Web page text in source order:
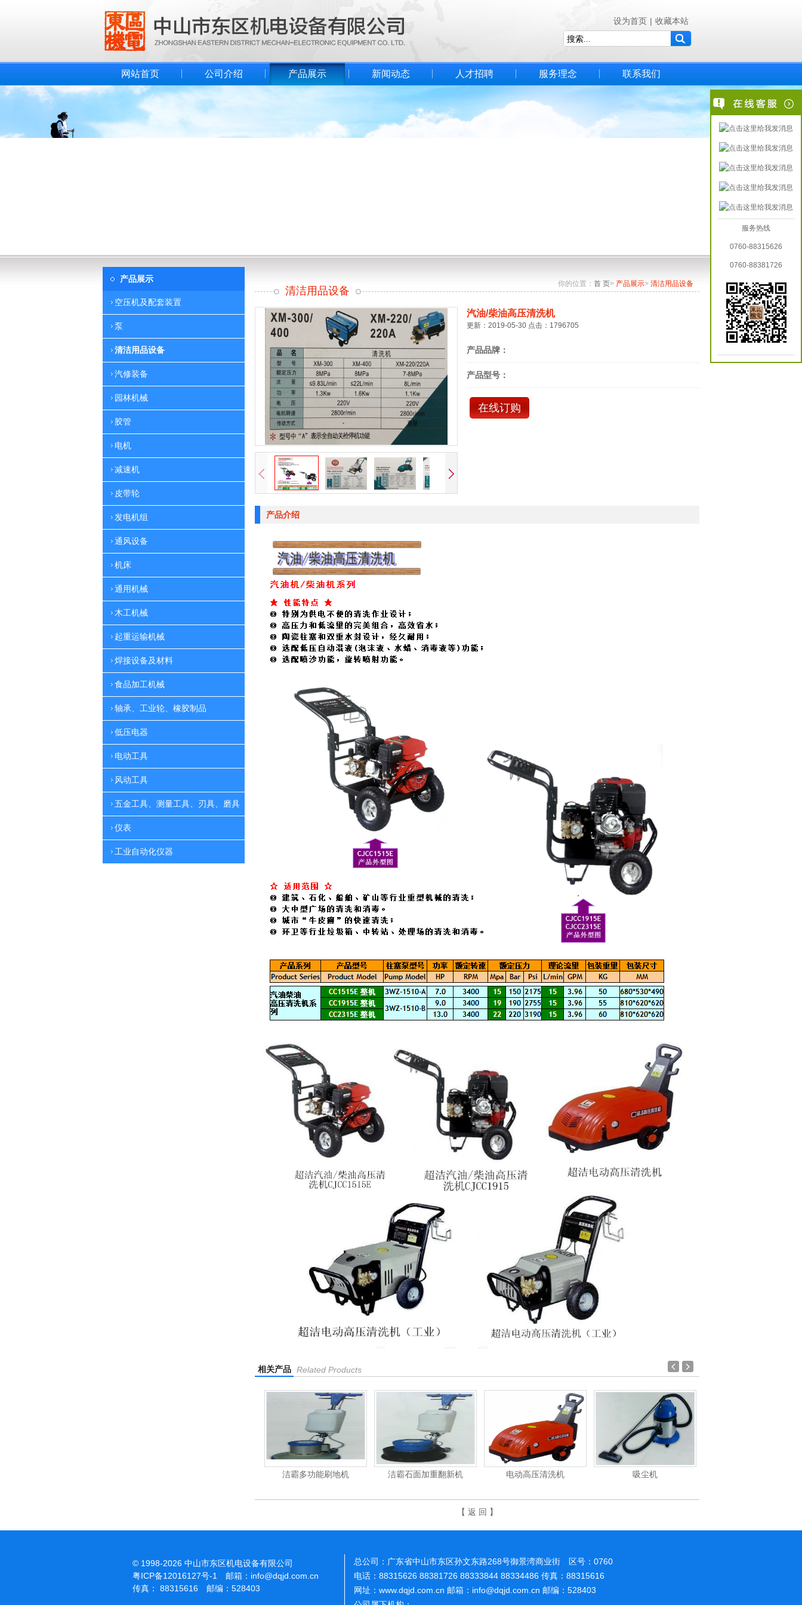
设为首页 | 收藏本站
网站首页 公司介绍 产品展示 新闻动态 人才招聘 服务理念 联系我们
产品展示
空压机及配套装置
泵
清洁用品设备
汽修装备
园林机械
胶管
电机
减速机
皮带轮
发电机组
通风设备
机床
通用机械
木工机械
起重运输机械
焊接设备及材料
食品加工机械
轴承、工业轮、橡胶制品
低压电器
电动工具
风动工具
五金工具、测量工具、刃具、磨具
仪表
工业自动化仪器
你的位置： 首 页> 产品展示> 清洁用品设备
清洁用品设备
汽油/柴油高压清洗机
更新：2019-05-30 点击：1796705
产品品牌：
产品型号：
在线订购
产品介绍
相关产品 Related Products
洁霸石面加重翻新机 电动高压清洗机 吸尘机 电动高压清洗机
【 返 回 】
© 1998-2026 中山市东区机电设备有限公司
粤ICP备12016127号-1
邮箱： info@dqjd.com.cn
传真： 88315616 邮编：528403
总公司：广东省中山市东区孙文东路268号御景湾商业街 区号：0760
电话：88315626 88381726 88333844 88334486 传真：88315616
网址：www.dqjd.com.cn 邮箱：info@dqjd.com.cn 邮编：528403
服务热线
0760-88315626
0760-88381726